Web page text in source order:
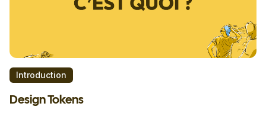
Introduction
Design Tokens